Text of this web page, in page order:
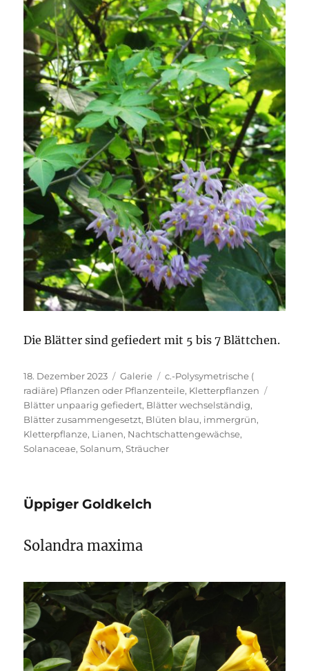
Die Blätter sind gefiedert mit 5 bis 7 Blättchen.
Veröffentlicht
am
18. Dezember 2023 Format
Galerie Kategorien
c.-Polysymetrische (
radiäre) Pflanzen oder Pflanzenteile, Kletterpflanzen
Blätter unpaarig gefiedert, Blätter wechselständig,
Blätter zusammengesetzt, Blüten blau, immergrün,
Kletterpflanze, Lianen, Nachtschattengewächse,
Solanaceae,Solanum,Sträucher
Üppiger Goldkelch
Solandra maxima